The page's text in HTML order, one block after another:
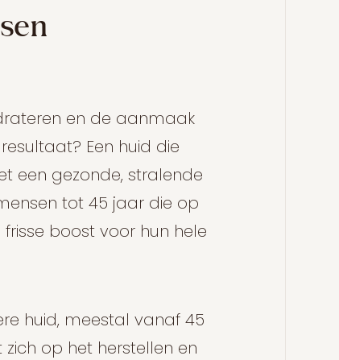
en de aanmaak
Een huid die
een gezonde, stralende
tot 45 jaar die op
boost voor hun hele
huid, meestal vanaf 45
op het herstellen en